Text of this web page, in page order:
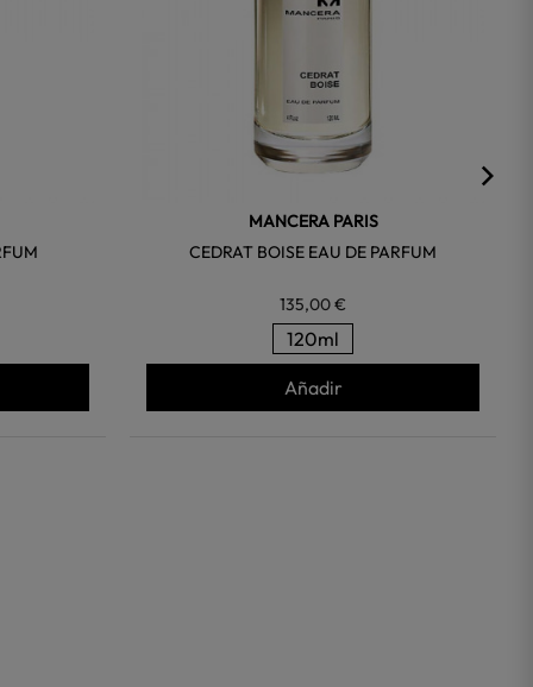
MANCERA PARIS
CEDRAT BOISE EAU DE PARFUM
135,00 €
120ml
Añadir